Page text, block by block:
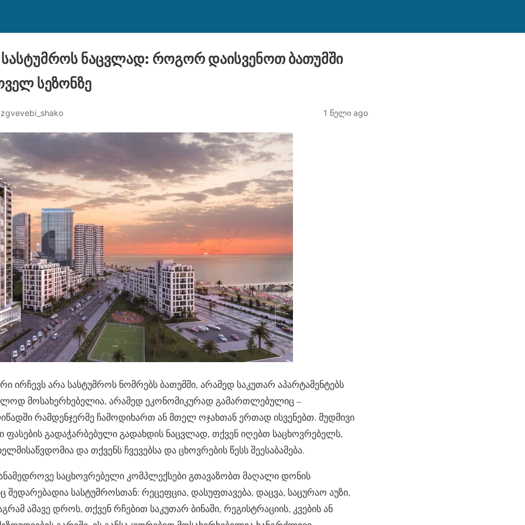
სასტუმროს ნაცვლად: როგორ დაისვენოთ ბათუმში
სეზონზე
1 წელი ago
ირჩევს არა სასტუმროს ნომრებს ბათუმში, არამედ საკუთარ აპარტამენტებს
მოსახერხებელია, არამედ ეკონომიკურად გამართლებულიც –
რამდენჯერმე ჩამოდიხართ ან მთელ ოჯახთან ერთად ისვენებთ. მუდმივი
ფასების გადაჭარბებული გადახდის ნაცვლად, თქვენ იღებთ საცხოვრებელს,
და თქვენს ჩვევებსა და ცხოვრების წესს შეესაბამება.
საცხოვრებელი კომპლექსები გთავაზობთ მაღალი დონის
შედარებადია სასტუმროსთან: რეცეფცია, დასუფთავება, დაცვა, საცურაო აუზი,
ამავე დროს, თქვენ რჩებით საკუთარ ბინაში, რეგისტრაციის, კვების ან